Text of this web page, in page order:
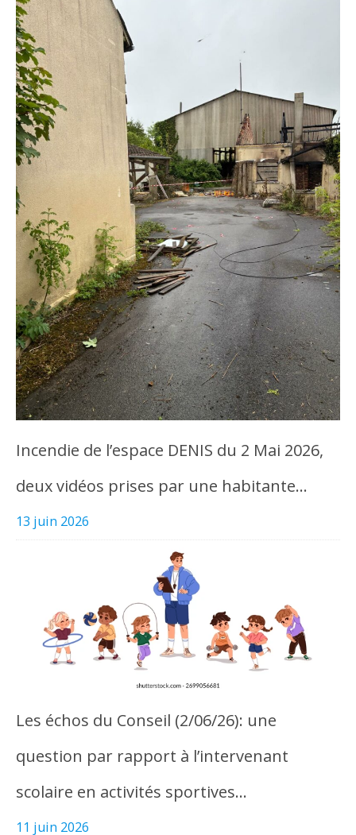
Incendie de l’espace DENIS du 2 Mai 2026,
deux vidéos prises par une habitante…
13 juin 2026
Les échos du Conseil (2/06/26): une
question par rapport à l’intervenant
scolaire en activités sportives…
11 juin 2026